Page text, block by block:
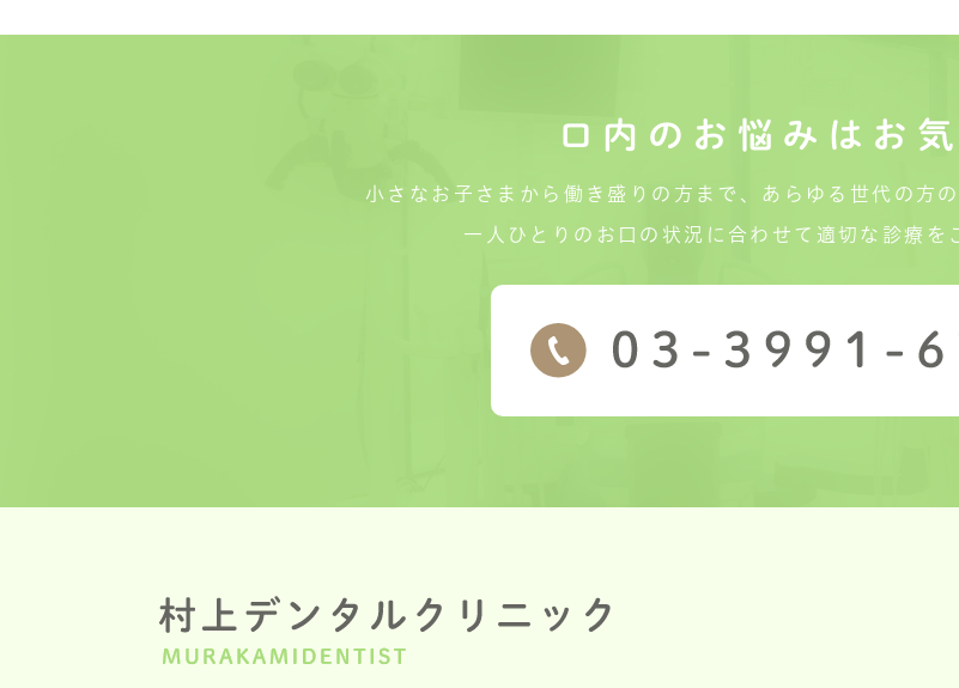
口内のお悩みは お
小さなお子さまから働き盛りの方まで、あらゆる世代の方
一人ひとりのお口の状況に合わせて適切な診療を